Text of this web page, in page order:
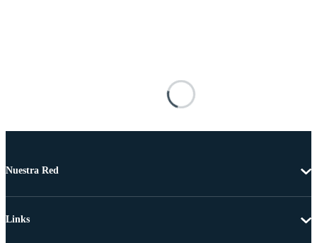
Nuestra Red
Links